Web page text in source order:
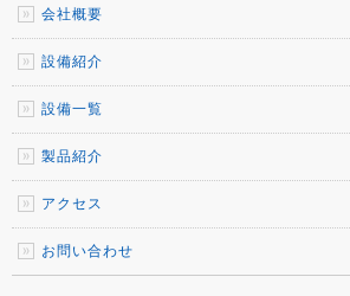
会社概要
設備紹介
設備一覧
製品紹介
アクセス
お問い合わせ